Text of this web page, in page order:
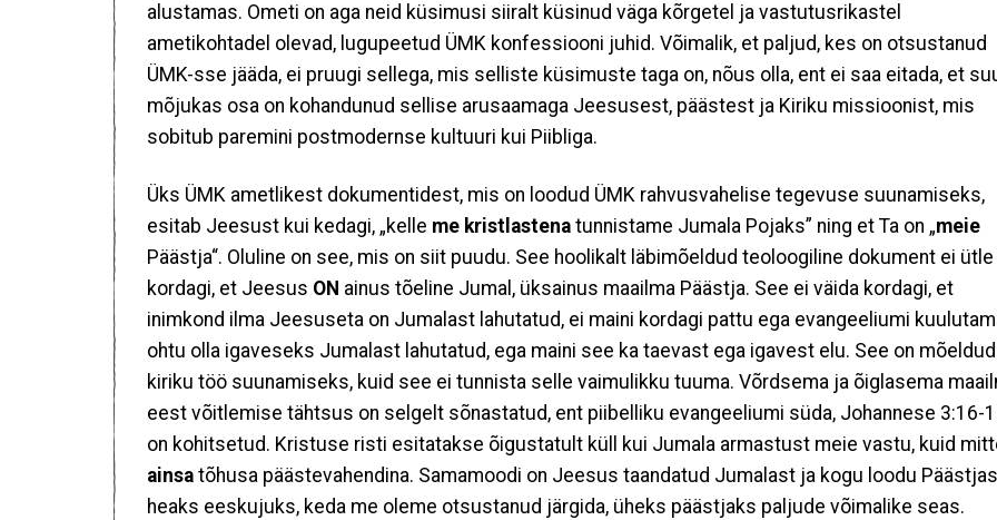
alustamas. Ometi on aga neid küsimusi siiralt küsinud väga kõrgetel ja vastutusrikastel
ametikohtadel olevad, lugupeetud ÜMK konfessiooni juhid. Võimalik, et paljud, kes on otsustanud
ÜMK-sse jääda, ei pruugi sellega, mis selliste küsimuste taga on, nõus olla, ent ei saa eitada, et
mõjukas osa on kohandunud sellise arusaamaga Jeesusest, päästest ja Kiriku missioonist, mis
sobitub paremini postmodernse kultuuri kui Piibliga.
Üks ÜMK ametlikest dokumentidest, mis on loodud ÜMK rahvusvahelise tegevuse suunamiseks,
esitab Jeesust kui kedagi, „kelle me kristlastena tunnistame Jumala Pojaks” ning et Ta on „meie
Päästja“. Oluline on see, mis on siit puudu. See hoolikalt läbimõeldud teoloogiline dokument ei ütle
kordagi, et Jeesus ON ainus tõeline Jumal, üksainus maailma Päästja. See ei väida kordagi, et
inimkond ilma Jeesuseta on Jumalast lahutatud, ei maini kordagi pattu ega evangeeliumi
ohtu olla igaveseks Jumalast lahutatud, ega maini see ka taevast ega igavest elu. See on mõeldud
kiriku töö suunamiseks, kuid see ei tunnista selle vaimulikku tuuma. Võrdsema ja õiglasema
eest võitlemise tähtsus on selgelt sõnastatud, ent piibelliku evangeeliumi süda, Johannese 3:16-
on kohitsetud. Kristuse risti esitatakse õigustatult küll kui Jumala armastust meie vastu, kuid
ainsa tõhusa päästevahendina. Samamoodi on Jeesus taandatud Jumalast ja kogu loodu
heaks eeskujuks, keda me oleme otsustanud järgida, üheks päästjaks paljude võimalike seas.